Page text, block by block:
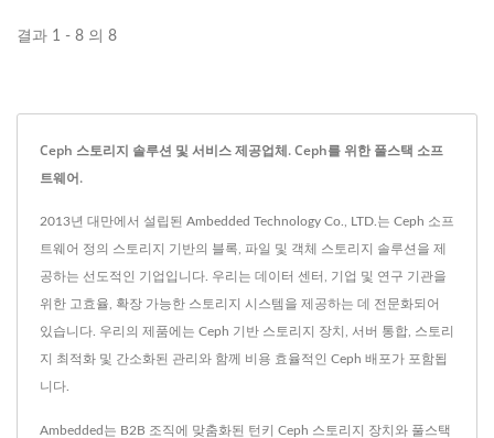
결과 1 - 8 의 8
Ceph 스토리지 솔루션 및 서비스 제공업체. Ceph를 위한 풀스택 소프
트웨어.
2013년 대만에서 설립된 Ambedded Technology Co., LTD.는 Ceph 소프
트웨어 정의 스토리지 기반의 블록, 파일 및 객체 스토리지 솔루션을 제
공하는 선도적인 기업입니다. 우리는 데이터 센터, 기업 및 연구 기관을
위한 고효율, 확장 가능한 스토리지 시스템을 제공하는 데 전문화되어
있습니다. 우리의 제품에는 Ceph 기반 스토리지 장치, 서버 통합, 스토리
지 최적화 및 간소화된 관리와 함께 비용 효율적인 Ceph 배포가 포함됩
니다.
Ambedded는 B2B 조직에 맞춤화된 턴키 Ceph 스토리지 장치와 풀스택